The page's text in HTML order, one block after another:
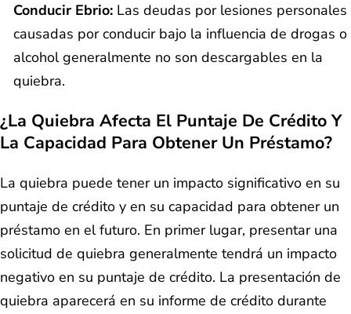
Conducir Ebrio: Las deudas por lesiones personales
causadas por conducir bajo la influencia de drogas o
alcohol generalmente no son descargables en la
quiebra.
¿La Quiebra Afecta El Puntaje De Crédito Y
La Capacidad Para Obtener Un Préstamo?
La quiebra puede tener un impacto significativo en su
puntaje de crédito y en su capacidad para obtener un
préstamo en el futuro. En primer lugar, presentar una
solicitud de quiebra generalmente tendrá un impacto
negativo en su puntaje de crédito. La presentación de
quiebra aparecerá en su informe de crédito durante